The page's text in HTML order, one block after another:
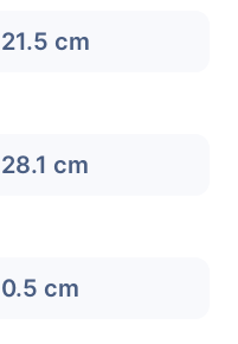
21.5 cm
28.1 cm
0.5 cm